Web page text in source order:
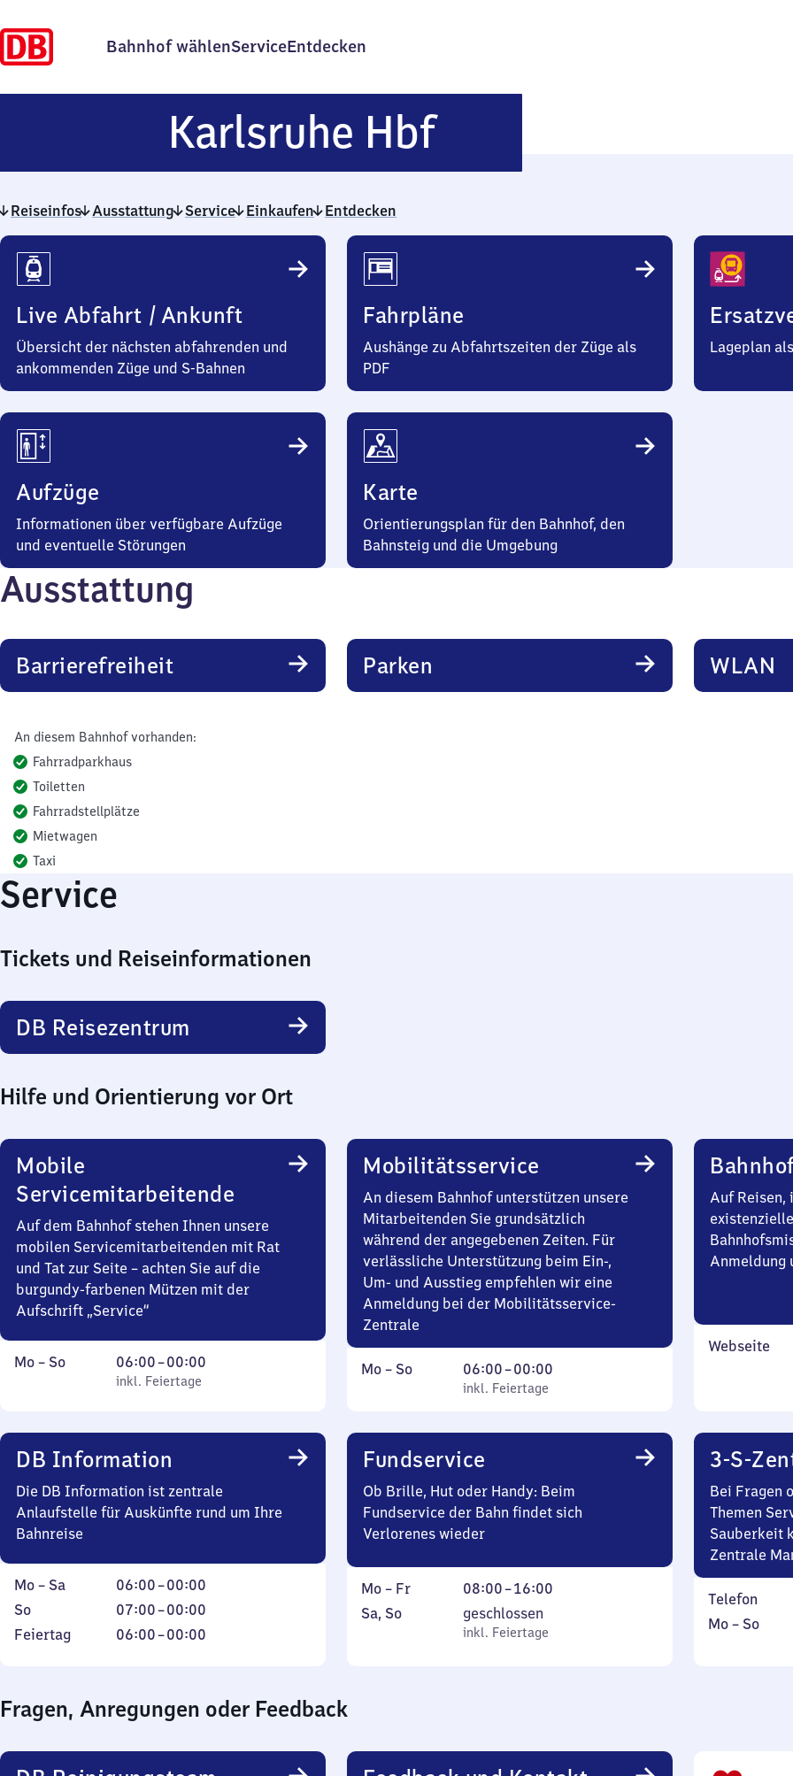
Bahnhof wählenServiceEntdecken
Karlsruhe HbfKarlsruhe
Hauptbahnhof
Reiseinfos Ausstattung Service Einkaufen Entdecken
Reiseinfos
Live Abfahrt / Ankunft
Übersicht der nächsten abfahrenden und
ankommenden Züge und S-Bahnen
Fahrpläne
Aushänge zu Abfahrtszeiten der Züge als
PDF
Lageplan
Aufzüge
Informationen über verfügbare Aufzüge
und eventuelle Störungen
Karte
Orientierungsplan für den Bahnhof, den
Bahnsteig und die Umgebung
Ausstattung
Barrierefreiheit Parken WLAN
An diesem Bahnhof vorhanden:
Fahrradparkhaus
Toiletten
Fahrradstellplätze
Mietwagen
Taxi
Service
Tickets und Reiseinformationen
DB Reisezentrum
Hilfe und Orientierung vor Ort
Mobile
Servicemitarbeitende
Auf dem Bahnhof stehen Ihnen unsere
mobilen Servicemitarbeitenden mit Rat
und Tat zur Seite – achten Sie auf die
burgundy-farbenen Mützen mit der
Aufschrift „Service“
Montag
Mo – So,
inkl. Feiertage
06:00–00:00
Von
6
Uhr
inkl. Feiertage
Mobilitätsservice
An diesem Bahnhof unterstützen unsere
Mitarbeitenden Sie grundsätzlich
während der angegebenen Zeiten. Für
verlässliche Unterstützung beim Ein-,
Um- und Ausstieg empfehlen wir eine
Anmeldung bei der Mobilitätsservice-
Zentrale
Montag
Mo – So,
inkl. Feiertage
06:00–00:00
Von
6
bis
0
inkl. Feiertage
Auf Reisen,
Anmeldung
Webseite
DB Information
Die DB Information ist zentrale
Anlaufstelle für Auskünfte rund um Ihre
Bahnreise
Montag
bis
Samstag
Mo – Sa 06:00–00:00
Von
6
Uhr
Sonntag
So 07:00–00:00
Von
7
Uhr
Feiertag
Feiertag 06:00–00:00
Von
0
Fundservice
Ob Brille, Hut oder Handy: Beim
Fundservice der Bahn findet sich
Verlorenes wieder
Montag
bis
Mo – Fr 08:00–16:00
Von
8
Uhr
Samstag
Sa, So,
inkl. Feiertage
geschlossen
inkl. Feiertage
3-S-
Bei Fragen
Themen
Sauberkeit
Zentrale
Telefon
Montag
Mo – So,
Fragen, Anregungen oder Feedback